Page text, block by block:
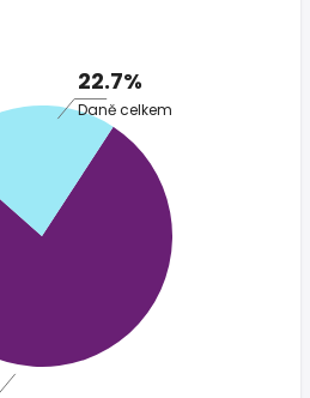
22.7%
Daně celkem